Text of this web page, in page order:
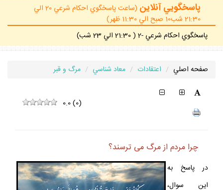
پاسخگويي آنلاين
(ساعت پاسخگوي احكام شرعي 20 الي
21:30 شب10 صبح الي 11:30 ظهر)
پاسخگوي احكام شرعي -2 ( 21:30 الي 23 شب)
صفحه اصلي اعتقادات معاد شناسي مرگ و قبر
0.0(0)
چرا مردم از مرگ مى ترسند؟
در پاسخ به
اين سوال،